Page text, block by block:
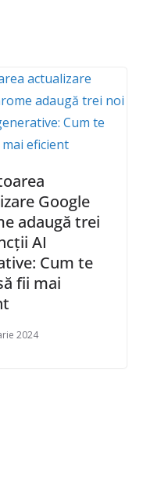
Google
adaugă trei
AI
Cum te
fii mai
2024